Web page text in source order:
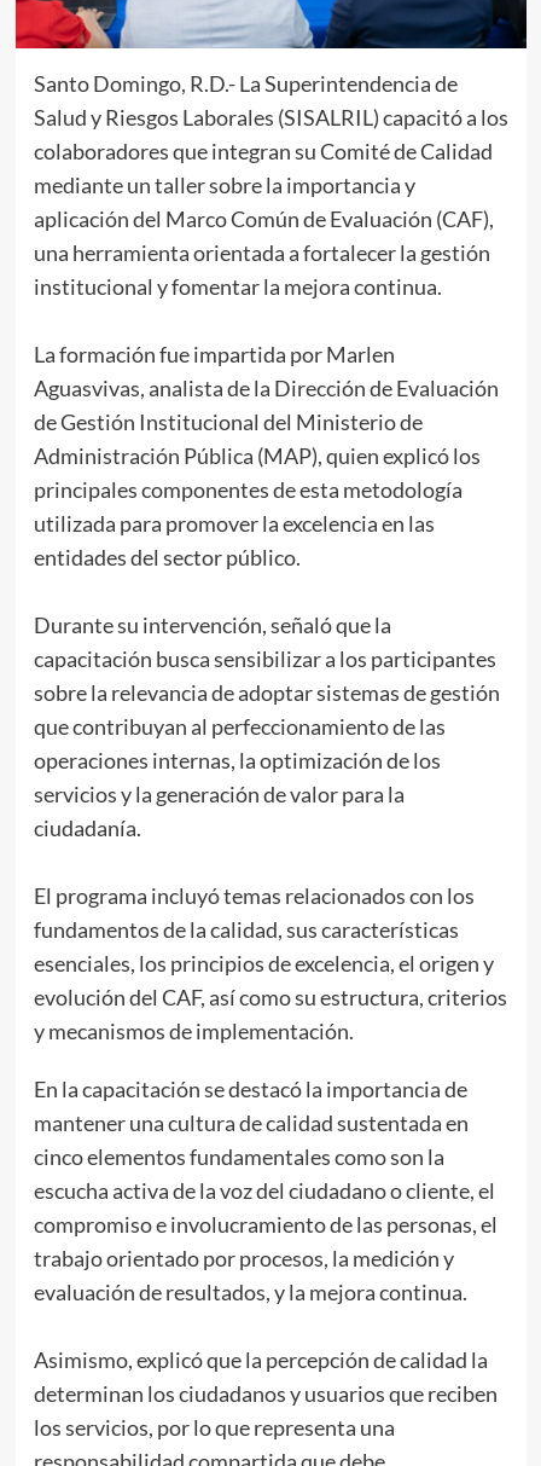
Santo Domingo, R.D.- La Superintendencia de
Salud y Riesgos Laborales (SISALRIL) capacitó a los
colaboradores que integran su Comité de Calidad
mediante un taller sobre la importancia y
aplicación del Marco Común de Evaluación (CAF),
una herramienta orientada a fortalecer la gestión
institucional y fomentar la mejora continua.
La formación fue impartida por Marlen
Aguasvivas, analista de la Dirección de Evaluación
de Gestión Institucional del Ministerio de
Administración Pública (MAP), quien explicó los
principales componentes de esta metodología
utilizada para promover la excelencia en las
entidades del sector público.
Durante su intervención, señaló que la
capacitación busca sensibilizar a los participantes
sobre la relevancia de adoptar sistemas de gestión
que contribuyan al perfeccionamiento de las
operaciones internas, la optimización de los
servicios y la generación de valor para la
ciudadanía.
El programa incluyó temas relacionados con los
fundamentos de la calidad, sus características
esenciales, los principios de excelencia, el origen y
evolución del CAF, así como su estructura, criterios
y mecanismos de implementación.
En la capacitación se destacó la importancia de
mantener una cultura de calidad sustentada en
cinco elementos fundamentales como son la
escucha activa de la voz del ciudadano o cliente, el
compromiso e involucramiento de las personas, el
trabajo orientado por procesos, la medición y
evaluación de resultados, y la mejora continua.
Asimismo, explicó que la percepción de calidad la
determinan los ciudadanos y usuarios que reciben
los servicios, por lo que representa una